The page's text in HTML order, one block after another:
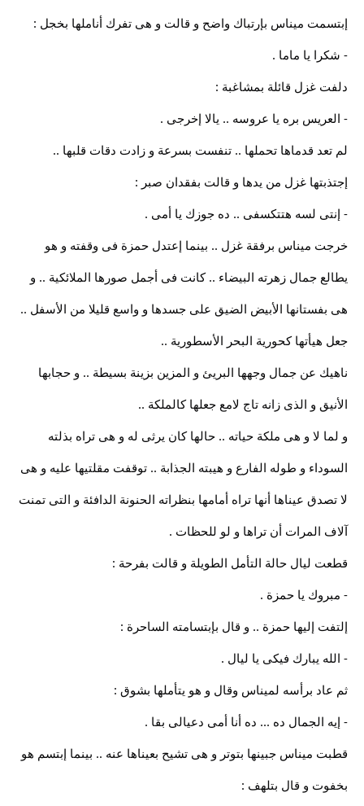
إبتسمت ميناس بإرتباك واضح و قالت و هى تفرك أناملها بخجل :
- شكرا يا ماما .
دلفت غزل قائلة بمشاغبة :
- العريس بره يا عروسه .. يالا إخرجى .
لم تعد قدماها تحملها .. تنفست بسرعة و زادت دقات قلبها ..
إجتذبتها غزل من يدها و قالت بفقدان صبر :
- إنتى لسه هتتكسفى .. ده جوزك يا أمى .
خرجت ميناس برفقة غزل .. بينما إعتدل حمزة فى وقفته و هو
يطالع جمال زهرته البيضاء .. كانت فى أجمل صورها الملائكية .. و
هى بفستانها الأبيض الضيق على جسدها و واسع قليلا من الأسفل ..
جعل هيأتها كحورية البحر الأسطورية ..
ناهيك عن جمال وجهها البريئ و المزين بزينة بسيطة .. و حجابها
الأنيق و الذى زانه تاج لامع جعلها كالملكة ..
و لما لا و هى ملكة حياته .. حالها كان يرثى له و هى تراه بذلته
السوداء و طوله الفارع و هيبته الجذابة .. توقفت مقلتيها عليه و هى
لا تصدق عيناها أنها تراه أمامها بنظراته الحنونة الدافئة و التى تمنت
آلاف المرات أن تراها و لو للحظات .
قطعت ليال حالة التأمل الطويلة و قالت بفرحة :
- مبروك يا حمزة .
إلتفت إليها حمزة .. و قال بإبتسامته الساحرة :
- الله يبارك فيكى يا ليال .
ثم عاد برأسه لميناس وقال و هو يتأملها بشوق :
- إيه الجمال ده ... ده أنا أمى دعيالى بقا .
قطبت ميناس جبينها بتوتر و هى تشيح بعيناها عنه .. بينما إبتسم هو
بخفوت و قال بتلهف :